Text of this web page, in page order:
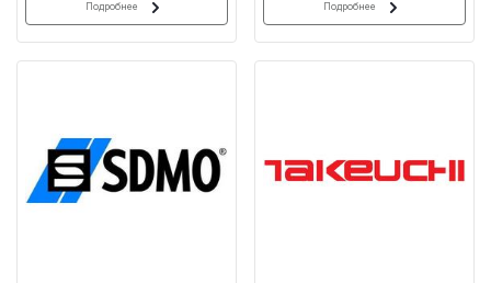
Подробнее Подробнее